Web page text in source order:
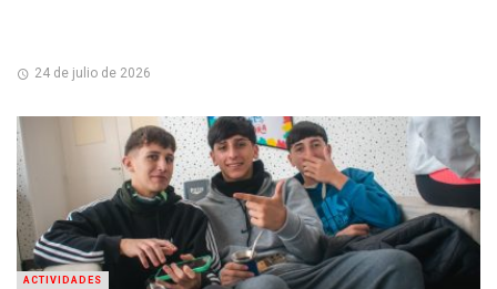
24 de julio de 2026
ACTIVIDADES